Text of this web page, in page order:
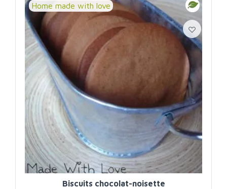
Home made with love
Biscuits chocolat-noisette